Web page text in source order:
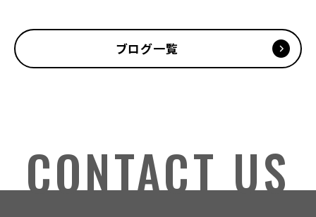
ブログ一覧
CONTACT US